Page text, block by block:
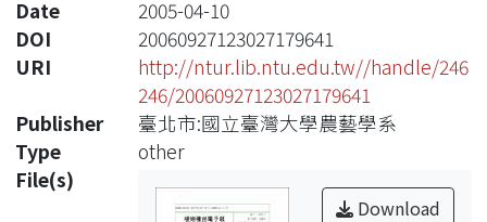
Date
2005-04-10
DOI
20060927123027179641
URI
http://ntur.lib.ntu.edu.tw//handle/246
246/20060927123027179641
Publisher
臺北市:國立臺灣大學農藝學系
Type
other
File(s)
Download